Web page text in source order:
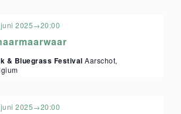
2025→20:00
& Bluegrass FestivalAarschot,
2025→20:00